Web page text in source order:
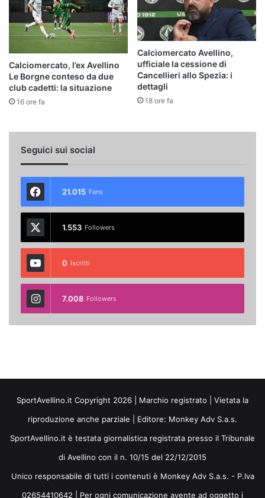
Calciomercato, l’ex Avellino
Le Borgne conteso da due
club cadetti: la situazione
16 ore fa
Calciomercato Avellino,
ufficiale la cessione di
Cancellieri allo Spezia: i
dettagli
18 ore fa
Seguici sui social
21.015 Fans
1.553 Followers
0 Iscritti
7.008 Followers
SportAvellino.it Copyright 2026 | Marchio registrato | Vietata la
riproduzione anche parziale | Editore: Monkey Adv S.a.s.
SportAvellino.it è testata giornalistica registrata presso il Tribunale
di Avellino con il n. 10/15 del 22/12/2015
Unico responsabile di tutti i contenuti è Monkey Adv S.a.s. - P.Iva
02654410642 | Per ogni comunicazione avente ad oggetto i